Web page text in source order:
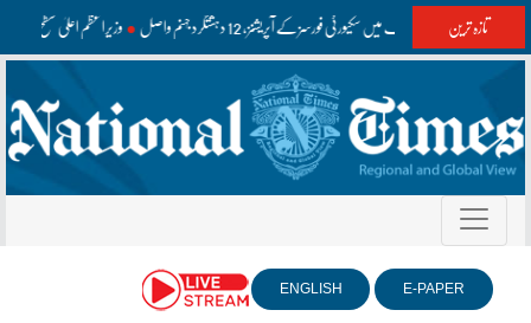
تازہ ترینواشک اور مستونگ میں سکیورٹی فورسز کے آپریشنز، 12 دہشتگرد جہنم واصل وزیراعظم اعلیٰ سطح
E-PAPER
ENGLISH